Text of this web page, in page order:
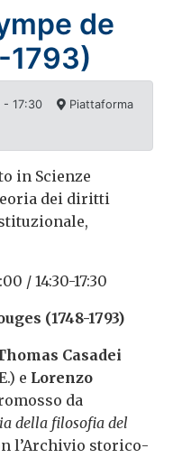
de
1793)
- 17:30
Piattaforma
in Scienze
dei diritti
/ 14:30-17:30
(1748-1793)
Casadei
e Lorenzo
da
della filosofia del
l’Archivio storico-